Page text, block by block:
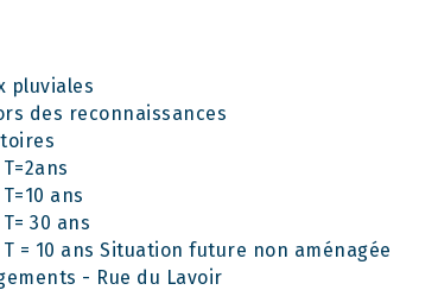
pluviales
des reconnaissances
ans
30 ans
= 10 ans Situation future non aménagée
- Rue du Lavoir